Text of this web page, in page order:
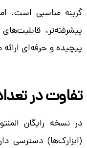
گزینه مناسبی است.
پیشرفته‌تر،
پیچیده و حرفه‌ای
تفاوت در
در نسخه رایگان
(ابزارک‌ها) دسترسی